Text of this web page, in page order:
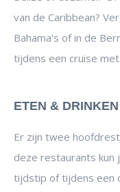
van de Caribbean?
Bahama's of in de
tijdens een cruise
ETEN & DRINKEN
Er zijn twee
deze restaurants kun
tijdstip of tijdens een